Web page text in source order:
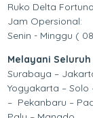
Ruko Delta
Jam Opersional:
Senin - Minggu (
Melayani
Surabaya –
Yogyakarta –
– Pekanbaru –